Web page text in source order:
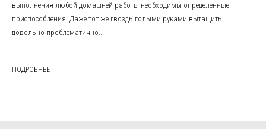
выполнения любой домашней работы необходимы определенные
приспособления. Даже тот же гвоздь голыми руками вытащить
довольно проблематично...
ПОДРОБНЕЕ